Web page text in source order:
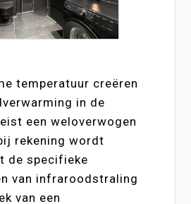
temperatuur creëren
in de
een weloverwogen
rekening wordt
de specifieke
van infraroodstraling
van een